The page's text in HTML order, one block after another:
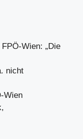
Wien: „Die
nicht
Wien